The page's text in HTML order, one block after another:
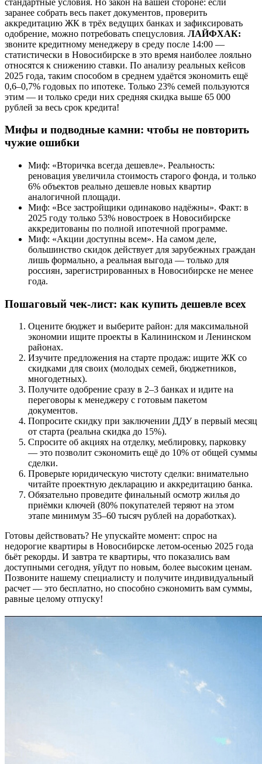
заранее собрать весь пакет документов, проверить
аккредитацию ЖК в трёх ведущих банках и зафиксировать
одобрение, можно потребовать спецусловия. ЛАЙФХАК:
звоните кредитному менеджеру в среду после 14:00 —
статистически в Новосибирске в это время наиболее лояльно
относятся к снижению ставки. По анализу реальных кейсов
2025 года, таким способом в среднем удаётся экономить ещё
0,6–0,7% годовых по ипотеке. Только 23% семей пользуются
этим — и только среди них средняя скидка выше 65 000
рублей за весь срок кредита!
Мифы и подводные камни: чтобы не повторить
чужие ошибки
Миф: «Вторичка всегда дешевле». Реальность:
реновация увеличила стоимость старого фонда, и только
6% объектов реально дешевле новых квартир
аналогичной площади.
Миф: «Все застройщики одинаково надёжны». Факт: в
2025 году только 53% новостроек в Новосибирске
аккредитованы по полной ипотечной программе.
Миф: «Акции доступны всем». На самом деле,
большинство скидок действует для зарубежных граждан
лишь формально, а реальная выгода — только для
россиян, зарегистрированных в Новосибирске не менее
года.
Пошаговый чек-лист: как купить дешевле всех
Оцените бюджет и выберите район: для максимальной
экономии ищите проекты в Калининском и Ленинском
районах.
Изучите предложения на старте продаж: ищите ЖК со
скидками для своих (молодых семей, бюджетников,
многодетных).
Получите одобрение сразу в 2–3 банках и идите на
переговоры к менеджеру с готовым пакетом
документов.
Попросите скидку при заключении ДДУ в первый месяц
от старта (реальна скидка до 15%).
Спросите об акциях на отделку, меблировку, парковку
— это позволит сэкономить ещё до 10% от общей суммы
сделки.
Проверьте юридическую чистоту сделки: внимательно
читайте проектную декларацию и аккредитацию банка.
Обязательно проведите финальный осмотр жилья до
приёмки ключей (80% покупателей теряют на этом
этапе минимум 35–60 тысяч рублей на доработках).
Готовы действовать? Не упускайте момент: спрос на
недорогие квартиры в Новосибирске летом-осенью 2025 года
бьёт рекорды. И завтра те квартиры, что показались вам
доступными сегодня, уйдут по новым, более высоким ценам.
Позвоните нашему специалисту и получите индивидуальный
расчет — это бесплатно, но способно сэкономить вам суммы,
равные целому отпуску!